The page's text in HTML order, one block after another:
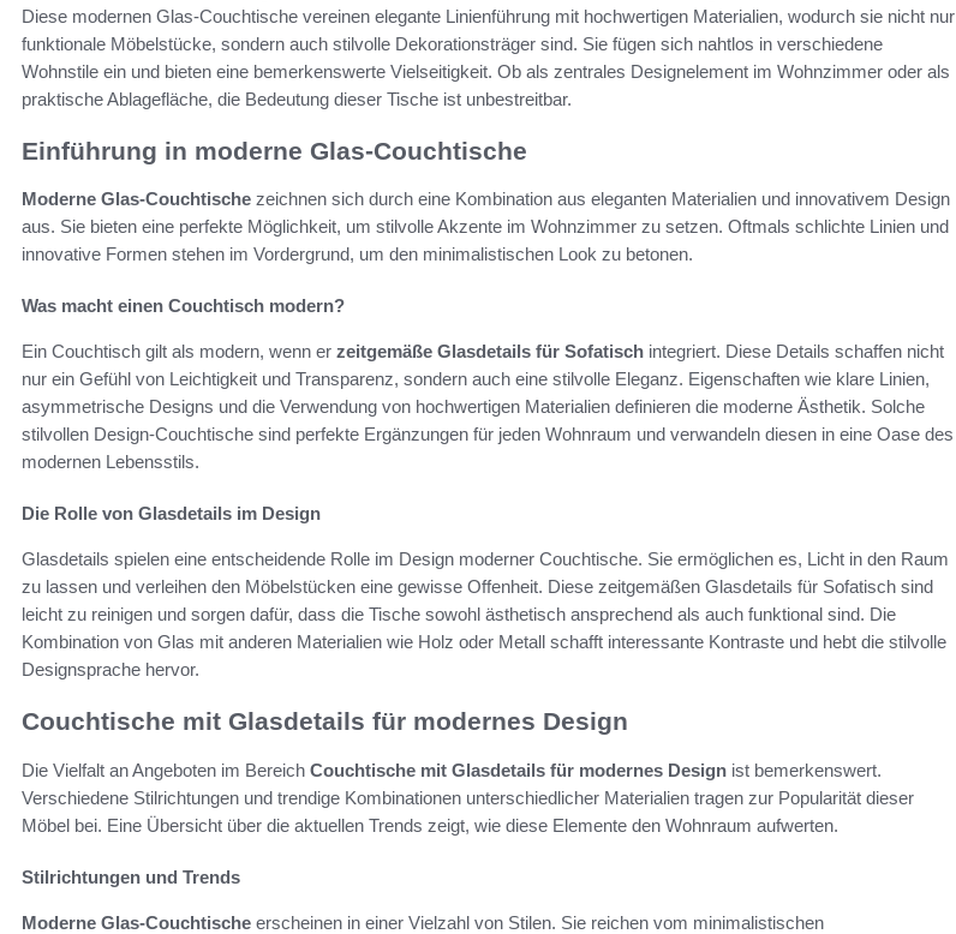
Diese modernen Glas-Couchtische vereinen elegante Linienführung mit hochwertigen Materialien, wodurch sie nicht nur
funktionale Möbelstücke, sondern auch stilvolle Dekorationsträger sind. Sie fügen sich nahtlos in verschiedene
Wohnstile ein und bieten eine bemerkenswerte Vielseitigkeit. Ob als zentrales Designelement im Wohnzimmer oder als
praktische Ablagefläche, die Bedeutung dieser Tische ist unbestreitbar.
Einführung in moderne Glas-Couchtische
Moderne Glas-Couchtische zeichnen sich durch eine Kombination aus eleganten Materialien und innovativem Design
aus. Sie bieten eine perfekte Möglichkeit, um stilvolle Akzente im Wohnzimmer zu setzen. Oftmals schlichte Linien und
innovative Formen stehen im Vordergrund, um den minimalistischen Look zu betonen.
Was macht einen Couchtisch modern?
Ein Couchtisch gilt als modern, wenn er zeitgemäße Glasdetails für Sofatisch integriert. Diese Details schaffen nicht
nur ein Gefühl von Leichtigkeit und Transparenz, sondern auch eine stilvolle Eleganz. Eigenschaften wie klare Linien,
asymmetrische Designs und die Verwendung von hochwertigen Materialien definieren die moderne Ästhetik. Solche
stilvollen Design-Couchtische sind perfekte Ergänzungen für jeden Wohnraum und verwandeln diesen in eine Oase des
modernen Lebensstils.
Die Rolle von Glasdetails im Design
Glasdetails spielen eine entscheidende Rolle im Design moderner Couchtische. Sie ermöglichen es, Licht in den Raum
zu lassen und verleihen den Möbelstücken eine gewisse Offenheit. Diese zeitgemäßen Glasdetails für Sofatisch sind
leicht zu reinigen und sorgen dafür, dass die Tische sowohl ästhetisch ansprechend als auch funktional sind. Die
Kombination von Glas mit anderen Materialien wie Holz oder Metall schafft interessante Kontraste und hebt die stilvolle
Designsprache hervor.
Couchtische mit Glasdetails für modernes Design
Die Vielfalt an Angeboten im Bereich Couchtische mit Glasdetails für modernes Design ist bemerkenswert.
Verschiedene Stilrichtungen und trendige Kombinationen unterschiedlicher Materialien tragen zur Popularität dieser
Möbel bei. Eine Übersicht über die aktuellen Trends zeigt, wie diese Elemente den Wohnraum aufwerten.
Stilrichtungen und Trends
Moderne Glas-Couchtische erscheinen in einer Vielzahl von Stilen. Sie reichen vom minimalistischen